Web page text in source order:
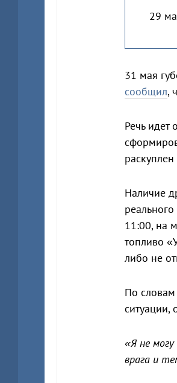
29
31 мая
сообщил,
Речь идет
Наличие
11:00, на
топливо
либо не
По словам
ситуации,
«Я не
врага и